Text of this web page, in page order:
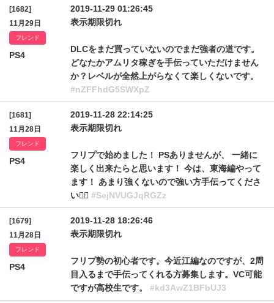
[1682]
11月29日
フレンド
PS4
2019-11-29 01:26:45
表示期限切れ
DLCをまだ買っていないのでまだ強者の道です。
どなたかアムリタ稼ぎを手伝っていただけません
か？レベルが全然上がらなくて楽しくないです。
#nZFFhdG5SWXpZ
[1681]
11月28日
フレンド
PS4
2019-11-28 22:14:25
表示期限切れ
フリプで始めました！ PSありませんが、 一緒に
楽しく出来たらと思います！ 今は、東海編やって
ます！ あまり強くないので強い方手伝ってくださ
い🙇‍♂️ #SejNVUGJqRGZz
[1679]
11月28日
フレンド
PS4
2019-11-28 18:26:46
表示期限切れ
フリプ勢の初心者です。今近江編なのですが、2周
目入るまで手伝ってくれる方募集します。VC可能
ですが高校生です。 #kd3AwZ1BFbUJ3